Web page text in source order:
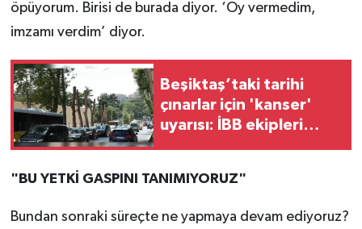
öpüyorum. Birisi de burada diyor. ‘Oy vermedim,
imzamı verdim’ diyor.
Beşiktaş’taki tarihi
çınarlar için 'kanser'
uyarısı: İBB ekipleri
"BU YETKİ GASPINI TANIMIYORUZ"
Bundan sonraki süreçte ne yapmaya devam ediyoruz?